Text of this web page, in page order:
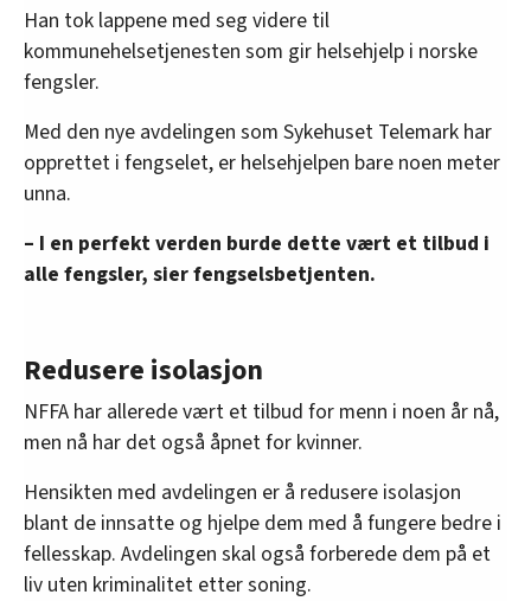
Han tok lappene med seg videre til
kommunehelsetjenesten som gir helsehjelp i norske
fengsler.
Med den nye avdelingen som Sykehuset Telemark har
opprettet i fengselet, er helsehjelpen bare noen meter
unna.
– I en perfekt verden burde dette vært et tilbud i
alle fengsler, sier fengselsbetjenten.
Redusere isolasjon
NFFA har allerede vært et tilbud for menn i noen år nå,
men nå har det også åpnet for kvinner.
Hensikten med avdelingen er å redusere isolasjon
blant de innsatte og hjelpe dem med å fungere bedre i
fellesskap. Avdelingen skal også forberede dem på et
liv uten kriminalitet etter soning.